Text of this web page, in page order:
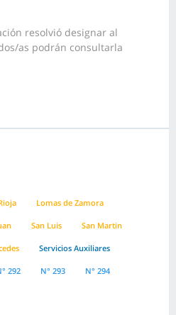
resolvió designar al
as podrán consultarla
Lomas de Zamora
San Luis San Martin
Servicios Auxiliares
292 N° 293 N° 294